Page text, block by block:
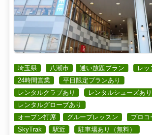
埼玉県 八潮市 通い放題プラン
レッ
24時間営業
平日限定プランあり
レンタルクラブあり
レンタルシューズあり
レンタルグローブあり
オープン打席
グループレッスン
プロコ
SkyTrak
駅近
駐車場あり（無料）